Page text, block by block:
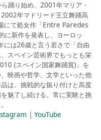
踊り始め、2001年マリア・
年マドリード王立舞踊高
にて処女作「Entre Paredes
に新作を発表し、ヨーロッ
には26歳と言う若さで「自由
スペイン芸術界でもっとも栄
(スペイン国家舞踊賞)」を
映画や哲学、文学といった他
は、挑戦的な振り付けと高度
魅了し続ける。常に実験と挑
|YouTube